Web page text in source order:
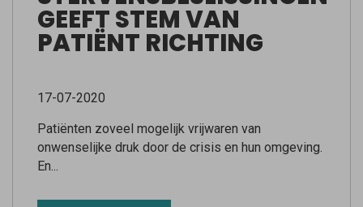
GEEFT STEM VAN
PATIËNT RICHTING
17-07-2020
Patiënten zoveel mogelijk vrijwaren van
onwenselijke druk door de crisis en hun omgeving.
En...